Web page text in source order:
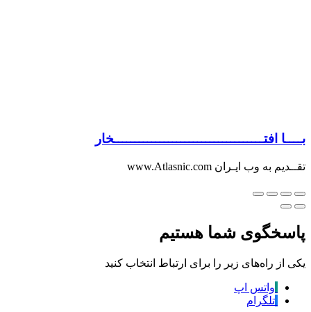
بــــا افتــــــــــــــــــــــــــــــــــــخار
تقــدیم به وب ایـران www.Atlasnic.com
پاسخگوی شما هستیم
یکی از راه‌های زیر را برای ارتباط انتخاب کنید
واتس اپ
تلگرام